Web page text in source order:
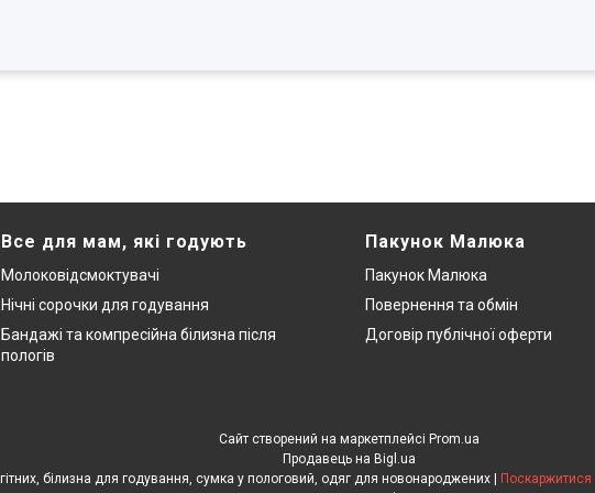
Все для мам, які годують
Молоковідсмоктувачі
Нічні сорочки для годування
Бандажі та компресійна білизна після
пологів
Пакунок Малюка
Пакунок Малюка
Повернення та обмін
Договір публічної оферти
Сайт створений на маркетплейсі Prom.ua
Продавець на Bigl.ua
ЕкоМама: Одяг для вагітних, білизна для годування, сумка у пологовий, одяг для новонароджених | Поскаржитися